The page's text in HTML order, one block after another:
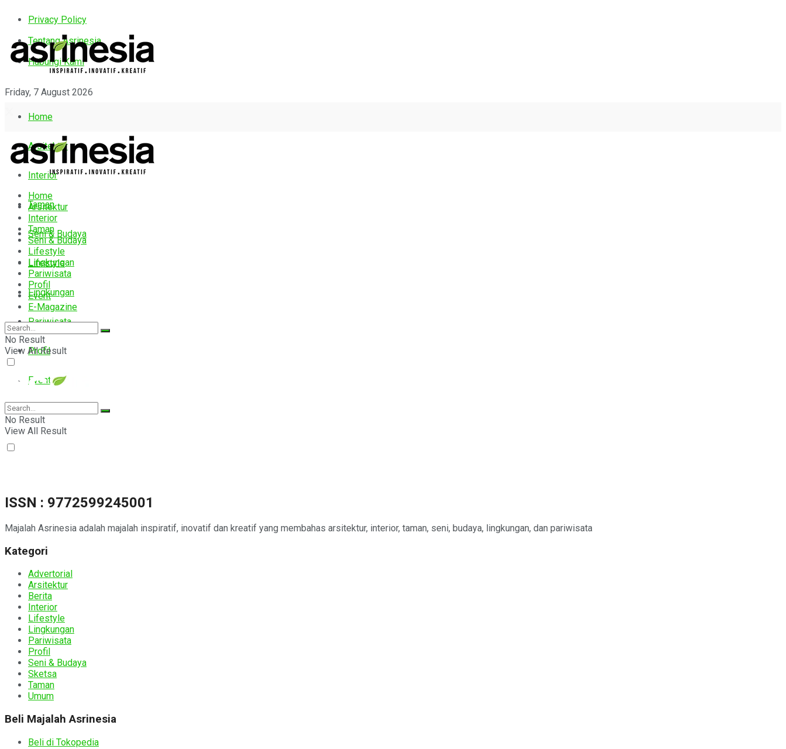
Privacy Policy
Tentang Asrinesia
Hubungi Kami
Friday, 7 August 2026
Home
Arsitektur
Interior
Taman
Seni & Budaya
Lifestyle
Lingkungan
Pariwisata
Profil
Event
E-Magazine
Home
Arsitektur
Interior
Taman
Seni & Budaya
Lifestyle
Lingkungan
Pariwisata
Profil
Event
E-Magazine
No Result
View All Result
No Result
View All Result
ISSN : 9772599245001
Majalah Asrinesia adalah majalah inspiratif, inovatif dan kreatif yang membahas arsitektur, interior, taman, seni, budaya, lingkungan, dan pariwisata
Kategori
Advertorial
Arsitektur
Berita
Interior
Lifestyle
Lingkungan
Pariwisata
Profil
Seni & Budaya
Sketsa
Taman
Umum
Beli Majalah Asrinesia
Beli di Tokopedia